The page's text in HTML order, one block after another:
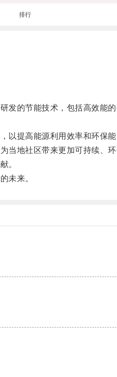
排行
发的节能技术，包括高效能
提高能源利用效率和环保能
地社区带来更加可持续、环
。
未来。